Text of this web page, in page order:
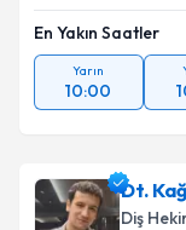
En Yakın Saatler
Yarın
10:00
Dt.
Diş